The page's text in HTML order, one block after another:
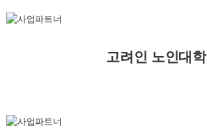
고려인 노인대학